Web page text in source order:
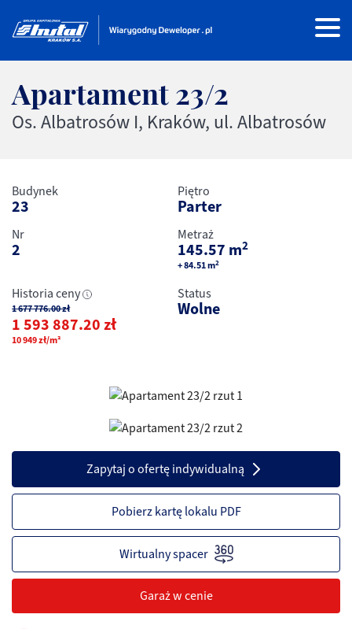
Apartament 23/2
Os. Albatrosów I, Kraków, ul. Albatrosów
Budynek
23
Piętro
Parter
Nr
2
Metraż
145.57 m2
+ 84.51m2
Historia ceny
1 677 776.00zł
1 593 887.20zł
10 949zł/m²
Status
Wolne
Zapytaj o ofertę indywidualną
Pobierz kartę lokalu PDF
Garaż w cenie